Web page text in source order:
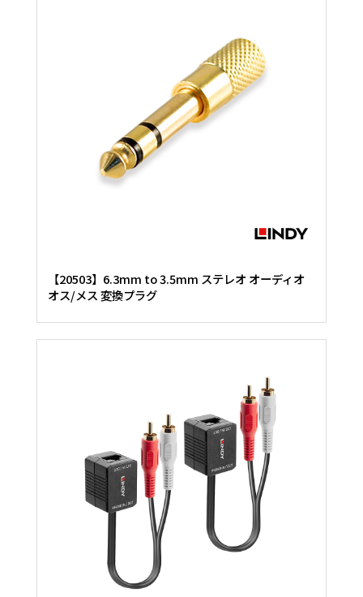
【20503】6.3mm to 3.5mm ステレオ オーディオ
オス/メス 変換プラグ